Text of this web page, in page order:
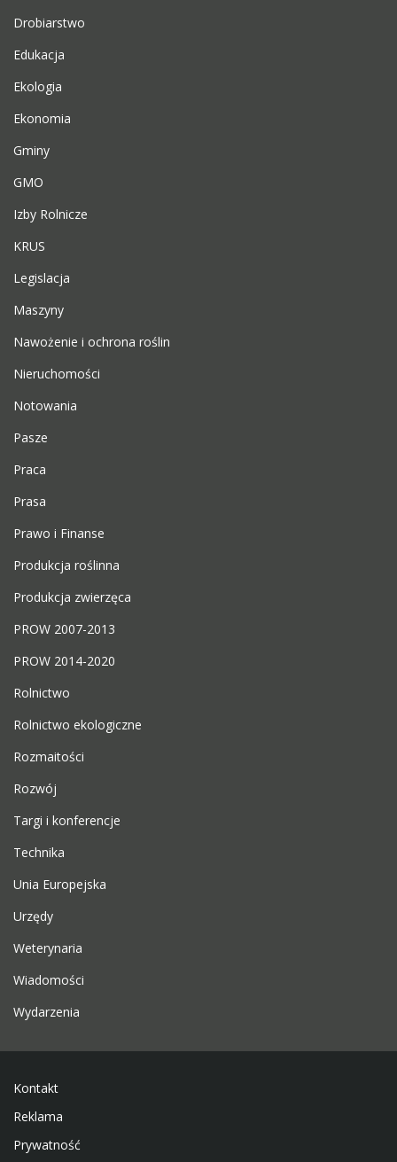
Drobiarstwo
Edukacja
Ekologia
Ekonomia
Gminy
GMO
Izby Rolnicze
KRUS
Legislacja
Maszyny
Nawożenie i ochrona roślin
Nieruchomości
Notowania
Pasze
Praca
Prasa
Prawo i Finanse
Produkcja roślinna
Produkcja zwierzęca
PROW 2007-2013
PROW 2014-2020
Rolnictwo
Rolnictwo ekologiczne
Rozmaitości
Rozwój
Targi i konferencje
Technika
Unia Europejska
Urzędy
Weterynaria
Wiadomości
Wydarzenia
Kontakt
Reklama
Prywatność